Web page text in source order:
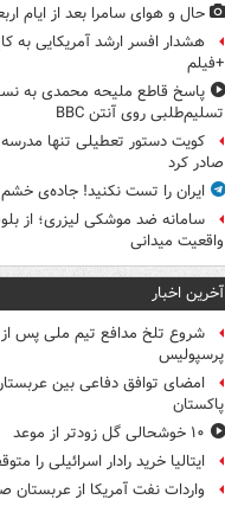
حال و هوای سامرا بعد از ایام
هشدار افسر ارشد آمریکایی به
+فیلم
پاسخ قاطع ملیحه محمدی به
تسلیم‌طلبی روی آنتن BBC
کویت دستور تعطیلی تنها مدرسه
صادر کرد
ایران را تست نکنید! جاده‌ی خشم
سامانه ضد موشکی لیزری؛ از
واقعیت میدانی
آخرین اخبار
شروع تلخ مدافع تیم ملی پس از
پرسپولیس
امضای توافق دفاعی بین
پاکستان
۱۰ خوشحالی گل زودتر از موعد
ایتالیا خرید رادار اسرائیلی را
واردات نفت آمریکا از عربستان